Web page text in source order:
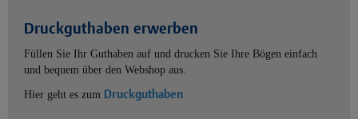
Druckguthaben erwerben
Füllen Sie Ihr Guthaben auf und drucken Sie Ihre Bögen einfach
und bequem über den Webshop aus.
Hier geht es zum Druckguthaben